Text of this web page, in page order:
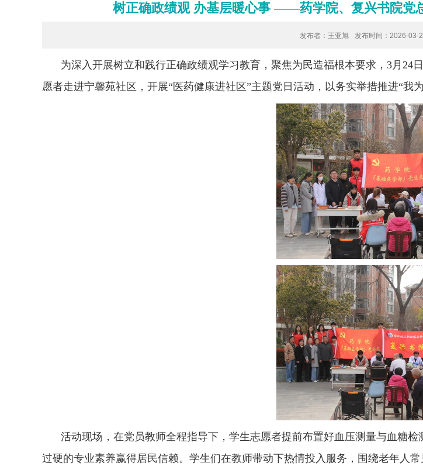
树正确政绩观 办基层暖心事 ——药学院、复兴书院党
发布者：王亚旭 发布时间：2026-03-
为深入开展树立和践行正确政绩观学习教育，聚焦为民造福根本要求， 3月24
愿者走进宁馨苑社区，开展“医药健康进社区”主题党日活动，以务实举措推进“我
活动现场，在党员教师全程指导下，学生志愿者提前布置好血压测量与血糖
过硬的专业素养赢得居民信赖。学生们在教师带动下热情投入服务，围绕老年人